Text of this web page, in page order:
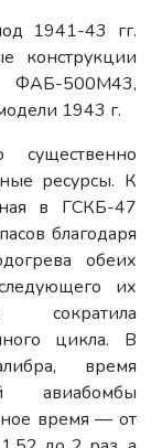
1941-43 гг.
конструкции
500М43,
1943 г.
ресурсы. К
в ГСКБ-47
благодаря
обеих
их
сократила
цикла. В
время
авиабомбы
время — от